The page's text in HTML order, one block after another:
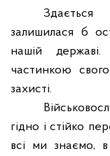
залишилася б
нашій державі.
частинкою
захисті.
гідно і стійко
всі ми знаємо,